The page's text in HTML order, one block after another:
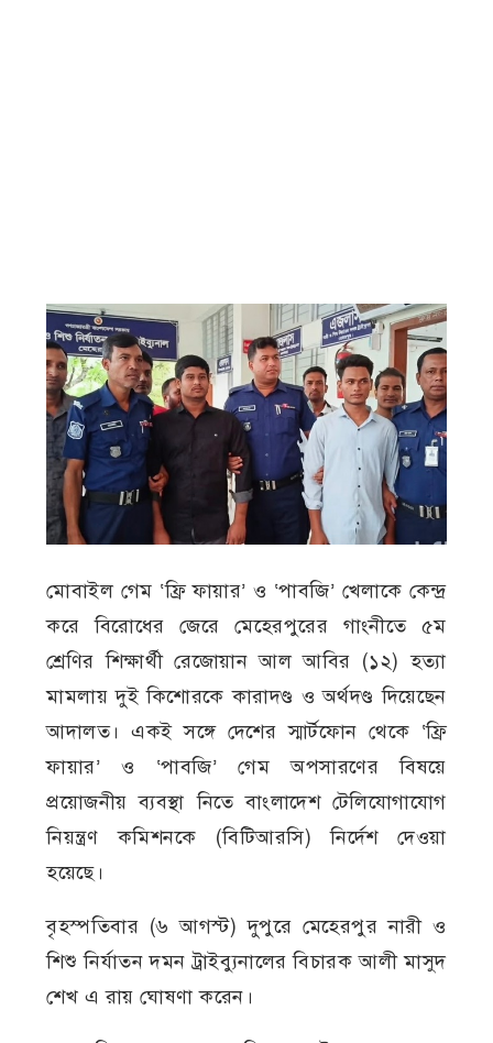
মোবাইল গেম ‘ফ্রি ফায়ার’ ও ‘পাবজি’ খেলাকে কেন্দ্র
করে বিরোধের জেরে মেহেরপুরের গাংনীতে ৫ম
শ্রেণির শিক্ষার্থী রেজোয়ান আল আবির (১২) হত্যা
মামলায় দুই কিশোরকে কারাদণ্ড ও অর্থদণ্ড দিয়েছেন
আদালত। একই সঙ্গে দেশের স্মার্টফোন থেকে ‘ফ্রি
ফায়ার’ ও ‘পাবজি’ গেম অপসারণের বিষয়ে
প্রয়োজনীয় ব্যবস্থা নিতে বাংলাদেশ টেলিযোগাযোগ
নিয়ন্ত্রণ কমিশনকে (বিটিআরসি) নির্দেশ দেওয়া
হয়েছে।
বৃহস্পতিবার (৬ আগস্ট) দুপুরে মেহেরপুর নারী ও
শিশু নির্যাতন দমন ট্রাইব্যুনালের বিচারক আলী মাসুদ
শেখ এ রায় ঘোষণা করেন।